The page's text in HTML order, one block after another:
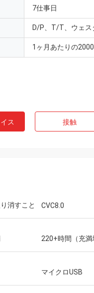
7仕事日
D/P、T/T、ウェス
1ヶ月あたりの
ス 接触
消すこと CVC8.0
220+時間（充満
マイクロUSB